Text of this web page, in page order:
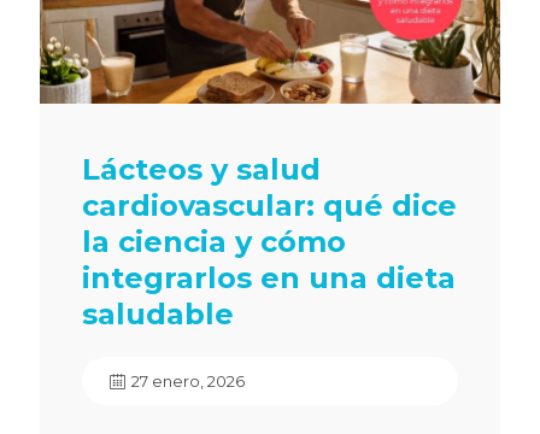
Lácteos y salud
cardiovascular: qué dice
la ciencia y cómo
integrarlos en una dieta
saludable
27 enero, 2026